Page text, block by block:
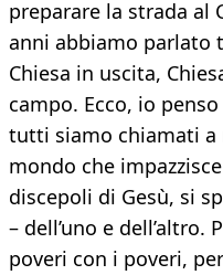
preparare la strada al
anni abbiamo parlato
Chiesa in uscita,
campo. Ecco, io
tutti siamo chiamati a
mondo che
discepoli di Gesù, si
– dell’uno e dell’altro.
poveri con i poveri,